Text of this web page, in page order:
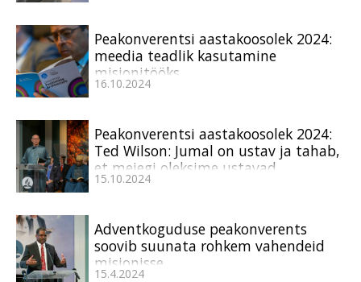
Peakonverentsi aastakoosolek 2024:
meedia teadlik kasutamine
misjonitööks
16.10.2024
Peakonverentsi aastakoosolek 2024:
Ted Wilson: Jumal on ustav ja tahab,
et meiegi oleksime ustavad
15.10.2024
Adventkoguduse peakonverents
soovib suunata rohkem vahendeid
misjonisse
15.4.2024